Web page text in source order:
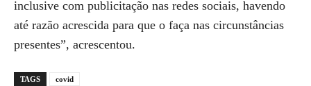
inclusive com publicitação nas redes sociais, havendo
até razão acrescida para que o faça nas circunstâncias
presentes”, acrescentou.
TAGS covid